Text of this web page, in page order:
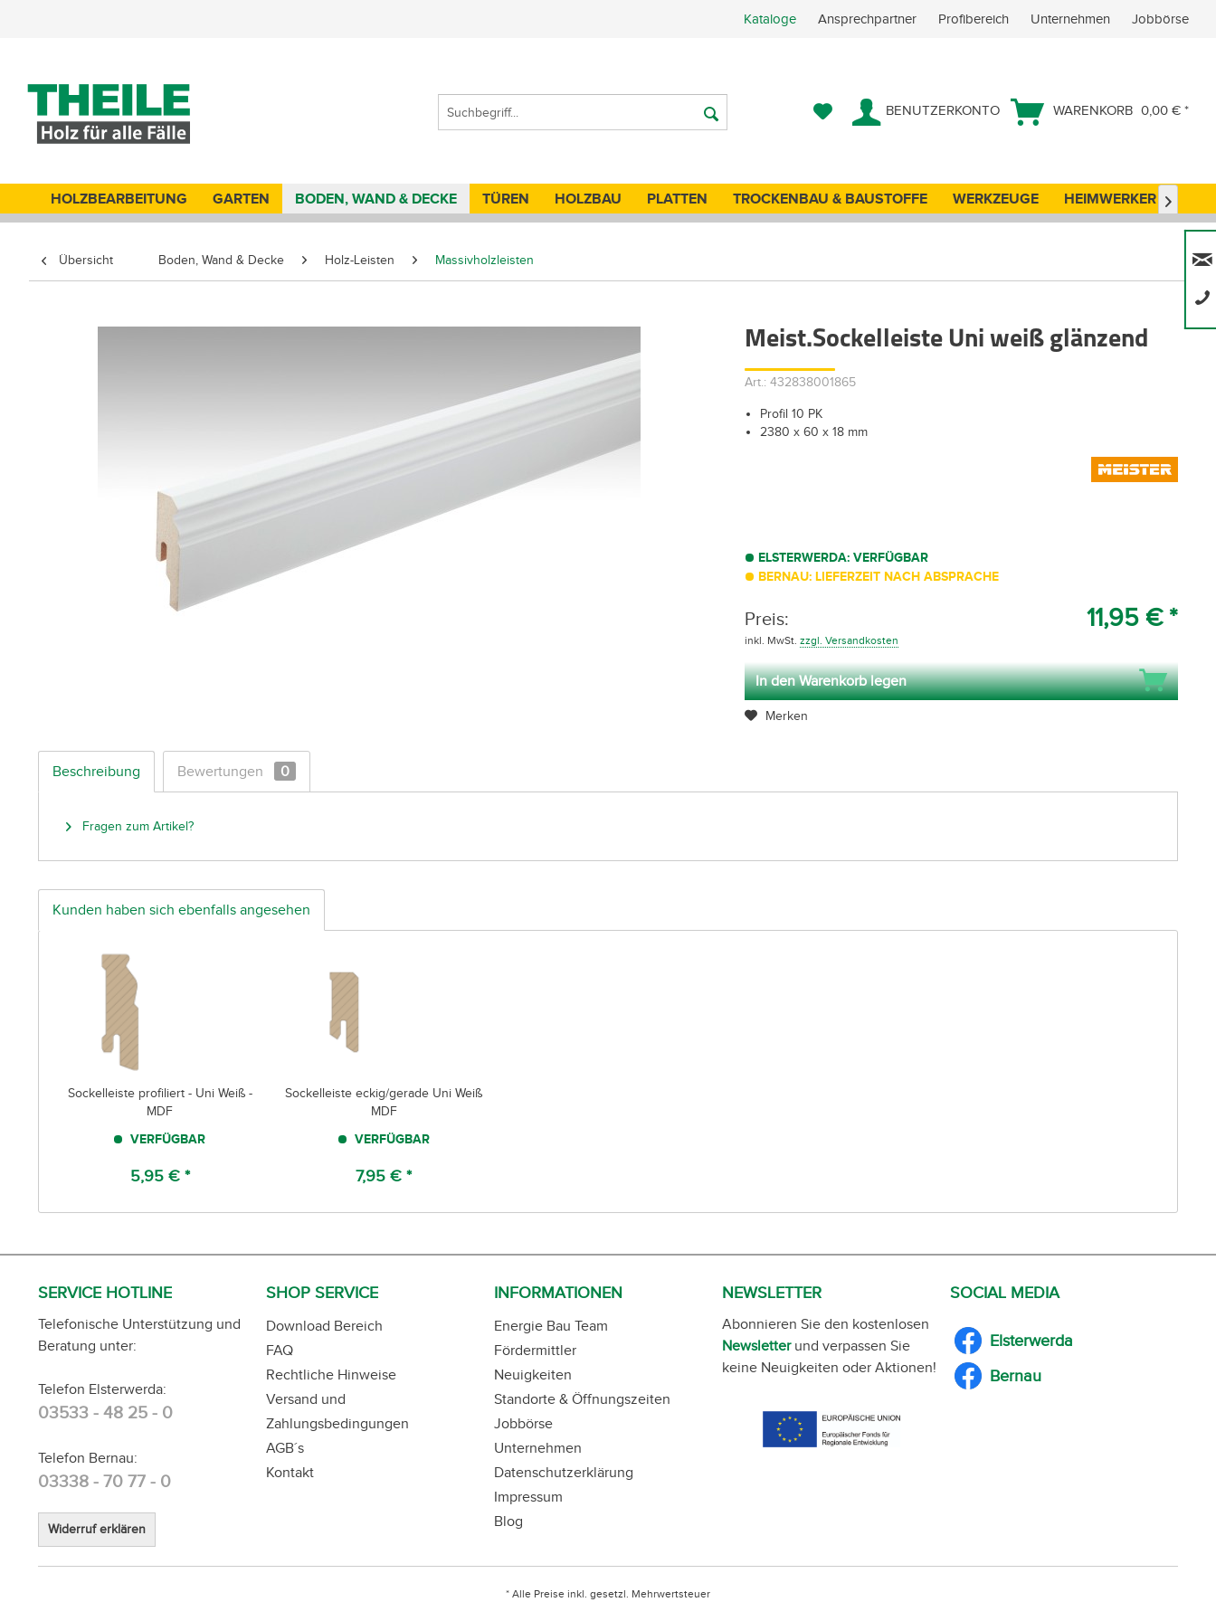
Kataloge Ansprechpartner Profibereich Unternehmen Jobbörse
BENUTZERKONTO WARENKORB 0,00 € *
HOLZBEARBEITUNG GARTEN BODEN, WAND & DECKE TÜREN HOLZBAU PLATTEN TROCKENBAU & BAUSTOFFE WERKZEUGE HEIMWERKER 
Übersicht Boden, Wand & Decke Holz-Leisten Massivholzleisten
Meist.Sockelleiste Uni weiß glänzend
Art.: 432838001865
Profil 10 PK
2380 x 60 x 18 mm
ELSTERWERDA: VERFÜGBAR
BERNAU: LIEFERZEIT NACH ABSPRACHE
Preis: 11,95 € *
inkl. MwSt.zzgl. Versandkosten
In den Warenkorb legen
Merken
Beschreibung Bewertungen 0
Fragen zum Artikel?
Kunden haben sich ebenfalls angesehen
Sockelleiste profiliert - Uni Weiß -
MDF
VERFÜGBAR
5,95 € *
Sockelleiste eckig/gerade Uni Weiß
MDF
VERFÜGBAR
7,95 € *
SERVICE HOTLINE
Telefonische Unterstützung und
Beratung unter:
Telefon Elsterwerda:
03533 - 48 25 - 0
Telefon Bernau:
03338 - 70 77 - 0
Widerruf erklären
SHOP SERVICE
Download Bereich
FAQ
Rechtliche Hinweise
Versand und
Zahlungsbedingungen
AGB´s
Kontakt
INFORMATIONEN
Energie Bau Team
Fördermittler
Neuigkeiten
Standorte & Öffnungszeiten
Jobbörse
Unternehmen
Datenschutzerklärung
Impressum
Blog
NEWSLETTER
Abonnieren Sie den kostenlosen
Newsletterund verpassen Sie
keine Neuigkeiten oder Aktionen!
SOCIAL MEDIA
Elsterwerda
Bernau
* Alle Preise inkl. gesetzl. Mehrwertsteuer